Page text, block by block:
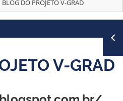
BLOG DO PROJETO V-GRAD
V-GRAD